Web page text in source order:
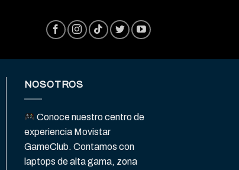
NOSOTROS
Conoce nuestro centro de
experiencia Movistar
GameClub. Contamos con
laptops de alta gama, zona